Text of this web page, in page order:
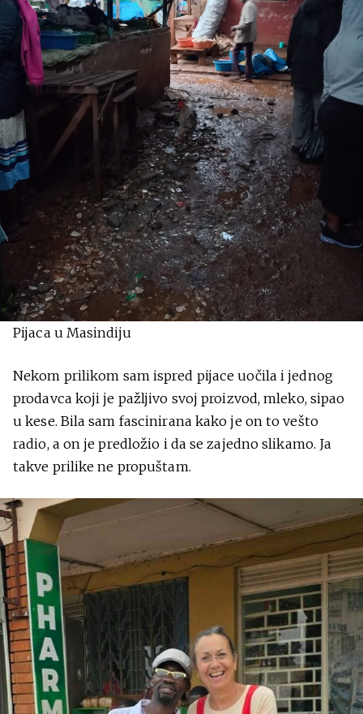
Pijaca u Masindiju
Nekom prilikom sam ispred pijace uočila i jednog
prodavca koji je pažljivo svoj proizvod, mleko, sipao
u kese. Bila sam fascinirana kako je on to vešto
radio, a on je predložio i da se zajedno slikamo. Ja
takve prilike ne propuštam.